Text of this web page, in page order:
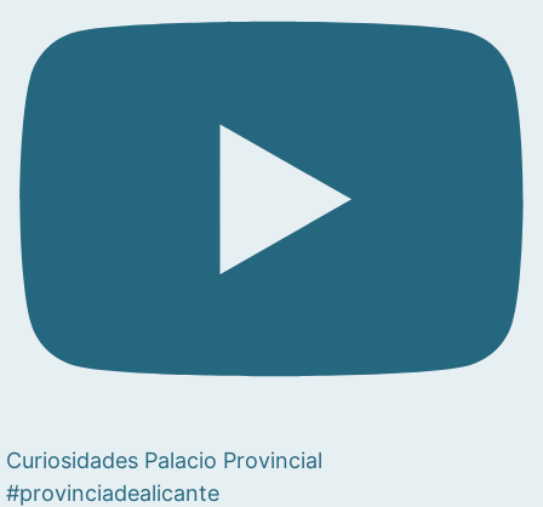
Curiosidades Palacio Provincial
#provinciadealicante